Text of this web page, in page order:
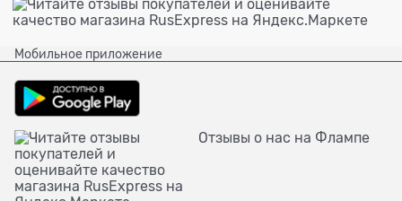
Мобильное приложение
Отзывы о нас на Флампе